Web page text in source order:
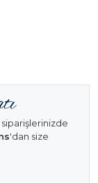
'dan size